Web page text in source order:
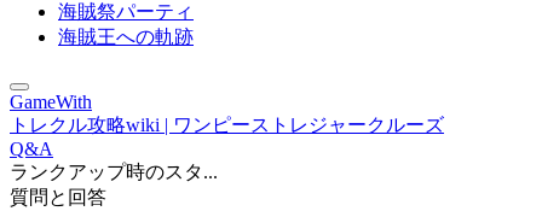
海賊祭パーティ
海賊王への軌跡
GameWith
トレクル攻略wiki | ワンピーストレジャークルーズ
Q&A
ランクアップ時のスタ...
質問と回答